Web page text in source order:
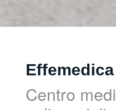
Effemedica
Centro